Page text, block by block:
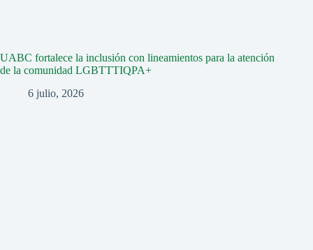
UABC fortalece la inclusión con lineamientos para la atención
de la comunidad LGBTTTIQPA+
6 julio, 2026